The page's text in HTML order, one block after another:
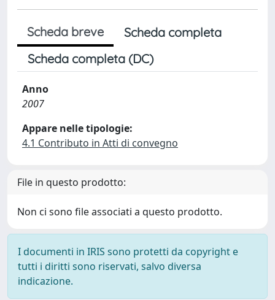
Scheda breve
Scheda completa
Scheda completa (DC)
Anno
2007
Appare nelle tipologie:
4.1 Contributo in Atti di convegno
File in questo prodotto:
Non ci sono file associati a questo prodotto.
I documenti in IRIS sono protetti da copyright e
tutti i diritti sono riservati, salvo diversa
indicazione.